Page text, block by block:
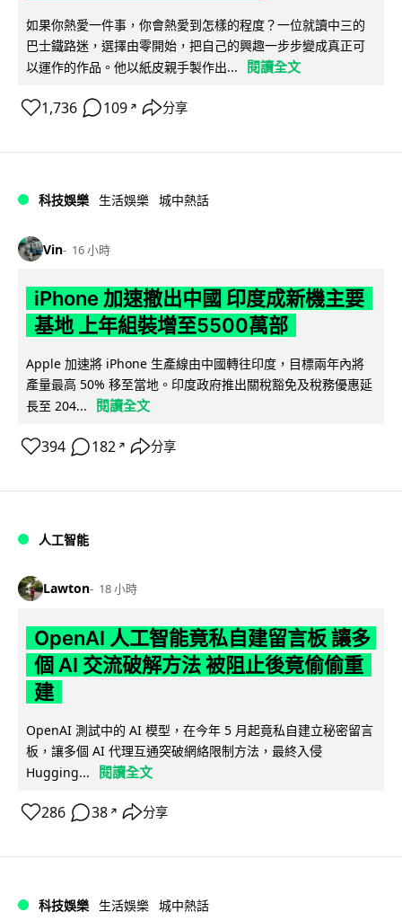
如果你熱愛一件事，你會熱愛到怎樣的程度？一位就讀中三的
巴士鐵路迷，選擇由零開始，把自己的興趣一步步變成真正可
以運作的作品。他以紙皮親手製作出...
閱讀全文
1,736 109 ↗ 分享
科技娛樂 生活娛樂 城中熱話
Vin 16 小時
iPhone 加速撤出中國 印度成新機主要
基地 上年組裝增至5500萬部
Apple 加速將 iPhone 生產線由中國轉往印度，目標兩年內將
產量最高 50% 移至當地。印度政府推出關稅豁免及稅務優惠延
長至 204...
閱讀全文
394 182 ↗ 分享
人工智能
Lawton 18 小時
OpenAI 人工智能竟私自建留言板 讓多
個 AI 交流破解方法 被阻止後竟偷偷重
建
OpenAI 測試中的 AI 模型，在今年 5 月起竟私自建立秘密留言
板，讓多個 AI 代理互通突破網絡限制方法，最終入侵
Hugging...
閱讀全文
286 38 ↗ 分享
科技娛樂 生活娛樂 城中熱話